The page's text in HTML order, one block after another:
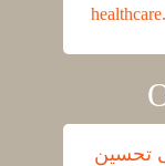
healthcare.
تحسين